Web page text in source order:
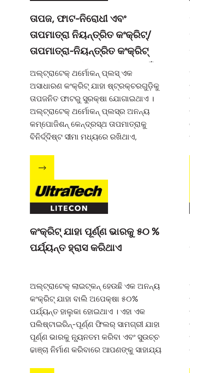
ତାପଜ, ଫାଟ-ନିରୋଧୀ ଏବଂ
ତାପମାତ୍ରା ନିୟନ୍ତ୍ରିତ କଂକ୍ରିଟ୍/
ତାପମାତ୍ରା-ନିୟନ୍ତ୍ରିତ କଂକ୍ରିଟ୍
ଯାହା ଫାଟକୁ ନିରୋଧ କରିବା ପାଇଁ
ଡିଜାଇନ୍ ହୋଇଛି ।
ଅଲ୍‌ଟ୍ରାଟେକ୍ ଥର୍ମୋକନ୍ ପ୍ଲସ୍ ଏକ
ଅସାଧାରଣ କଂକ୍ରିଟ୍ ଯାହା ଷ୍ଟ୍ରକ୍ଚରଗୁଡ଼ିକୁ
ତାପଜନିତ ଫାଟରୁ ସୁରକ୍ଷା ଯୋଗାଇଥାଏ ।
ଅଲ୍‌‌ଟ୍ରାଟେକ୍ ଥର୍ମୋକନ୍ ପ୍ଲସ୍‌‌ର ଅନନ୍ୟ
କମ୍ପୋଜିଶନ୍ କେନ୍ଦ୍ରସ୍ଥ ତାପମାତ୍ରାକୁ
ବିନିର୍ଦ୍ଦିଷ୍ଟ ସୀମା ମଧ୍ୟରେ ରଖିଥାଏ,
ମୁକ୍ତ
ନିଜେ
ନିଜକୁ
ସୁଦୃଢ଼
କଂକ୍ରିଟ୍ ଯାହା ପୂର୍ଣ୍ଣ ଭାରକୁ ୫୦ %
ପର୍ଯ୍ୟନ୍ତ ହ୍ରାସ କରିଥାଏ
ଅଲ୍‌‌ଟ୍ରାଟେକ୍ ଲାଇଟ୍‌‌କନ୍ ହେଉଛି ଏକ ଅନନ୍ୟ
କଂକ୍ରିଟ୍ ଯାହା ବାଲି ଅପେକ୍ଷା ୫୦%
ପର୍ଯ୍ୟନ୍ତ ହାଲୁକା ହୋଇଥାଏ । ଏହା ଏକ
ପଲିଷ୍ଟାଇରିନ୍-ପୂର୍ଣ୍ଣ ଫିଲର୍ ସାମଗ୍ରୀ ଯାହା
ପୂର୍ଣ୍ଣ ଭାରକୁ ନ୍ୟୂନତମ କରିବା ଏବଂ ସୁଉଚ୍ଚ
ଢାଞ୍ଚା ନିର୍ମାଣ କରିବାରେ ଆପଣଙ୍କୁ ସାହାଯ୍ୟ
ଢଳେଇ
ମଧ୍ୟମ
ଶୀଘ୍ର